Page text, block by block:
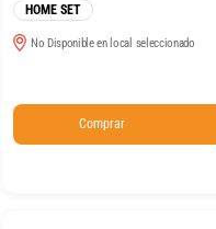
HOME SET
No Disponible en local seleccionado
Comprar